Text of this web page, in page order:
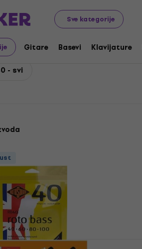
Sve kategorije
Gitare Basevi Klavijature
Žice za bas gitare Set 4 žica za
Set žica
- svi